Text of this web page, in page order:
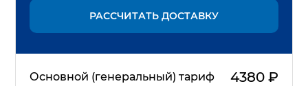
РАССЧИТАТЬ ДОСТАВКУ
Основной (генеральный) тариф 4380₽